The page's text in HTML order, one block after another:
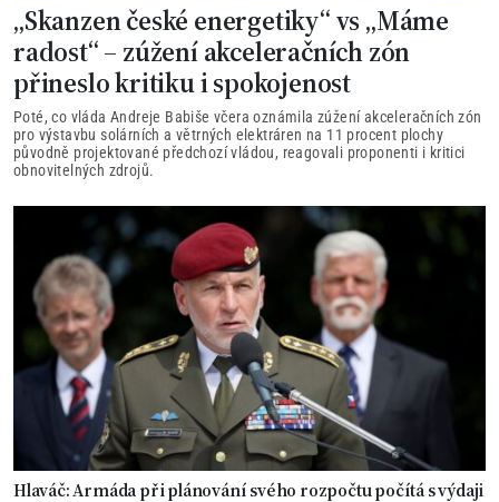
„Skanzen české energetiky“ vs „Máme
radost“ – zúžení akceleračních zón
přineslo kritiku i spokojenost
Poté, co vláda Andreje Babiše včera oznámila zúžení akceleračních zón
pro výstavbu solárních a větrných elektráren na 11 procent plochy
původně projektované předchozí vládou, reagovali proponenti i kritici
obnovitelných zdrojů.
Hlaváč: Armáda při plánování svého rozpočtu počítá s výdaji